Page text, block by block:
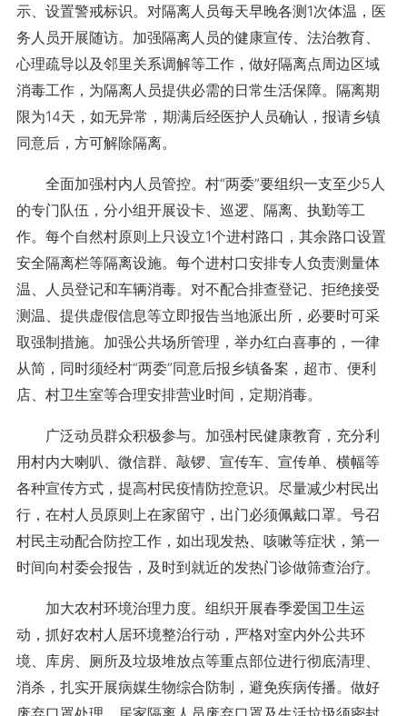
示、设置警戒标识。对隔离人员每天早晚各测1次体温，医
务人员开展随访。加强隔离人员的健康宣传、法治教育、
心理疏导以及邻里关系调解等工作，做好隔离点周边区域
消毒工作，为隔离人员提供必需的日常生活保障。隔离期
限为14天，如无异常，期满后经医护人员确认，报请乡镇
同意后，方可解除隔离。
全面加强村内人员管控。村“两委”要组织一支至少5人
的专门队伍，分小组开展设卡、巡逻、隔离、执勤等工
作。每个自然村原则上只设立1个进村路口，其余路口设置
安全隔离栏等隔离设施。每个进村口安排专人负责测量体
温、人员登记和车辆消毒。对不配合排查登记、拒绝接受
测温、提供虚假信息等立即报告当地派出所，必要时可采
取强制措施。加强公共场所管理，举办红白喜事的，一律
从简，同时须经村“两委”同意后报乡镇备案，超市、便利
店、村卫生室等合理安排营业时间，定期消毒。
广泛动员群众积极参与。加强村民健康教育，充分利
用村内大喇叭、微信群、敲锣、宣传车、宣传单、横幅等
各种宣传方式，提高村民疫情防控意识。尽量减少村民出
行，在村人员原则上在家留守，出门必须佩戴口罩。号召
村民主动配合防控工作，如出现发热、咳嗽等症状，第一
时间向村委会报告，及时到就近的发热门诊做筛查治疗。
加大农村环境治理力度。组织开展春季爱国卫生运
动，抓好农村人居环境整治行动，严格对室内外公共环
境、库房、厕所及垃圾堆放点等重点部位进行彻底清理、
消杀，扎实开展病媒生物综合防制，避免疾病传播。做好